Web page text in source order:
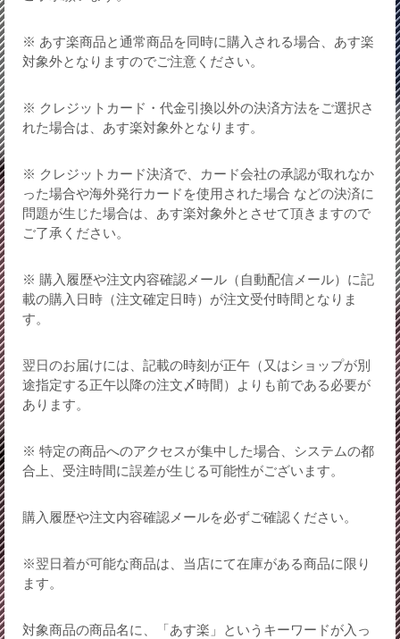
※ あす楽商品と通常商品を同時に購入される場合、あす楽
対象外となりますのでご注意ください。
※ クレジットカード・代金引換以外の決済方法をご選択さ
れた場合は、あす楽対象外となります。
※ クレジットカード決済で、カード会社の承認が取れなか
った場合や海外発行カードを使用された場合 などの決済に
問題が生じた場合は、あす楽対象外とさせて頂きますので
ご了承ください。
※ 購入履歴や注文内容確認メール（自動配信メール）に記
載の購入日時（注文確定日時）が注文受付時間となりま
す。
翌日のお届けには、記載の時刻が正午（又はショップが別
途指定する正午以降の注文〆時間）よりも前である必要が
あります。
※ 特定の商品へのアクセスが集中した場合、システムの都
合上、受注時間に誤差が生じる可能性がございます。
購入履歴や注文内容確認メールを必ずご確認ください。
※翌日着が可能な商品は、当店にて在庫がある商品に限り
ます。
対象商品の商品名に、「あす楽」というキーワードが入っ